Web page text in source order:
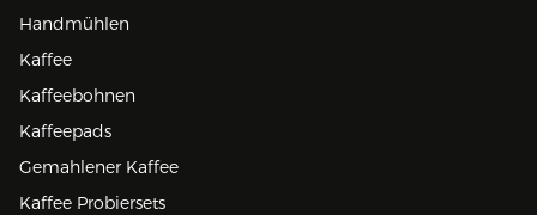
Handmühlen
Kaffee
Kaffeebohnen
Kaffeepads
Gemahlener Kaffee
Kaffee Probiersets